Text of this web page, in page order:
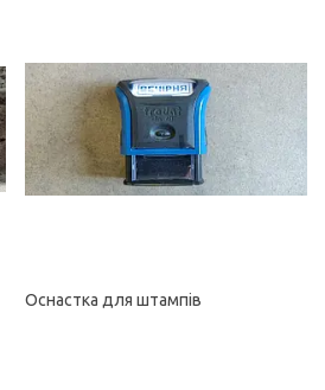
Оснастка для штампів